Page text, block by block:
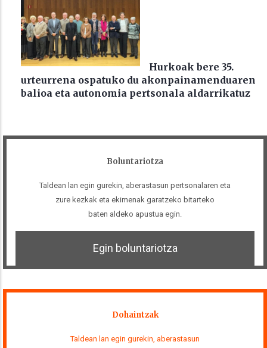
Hurkoak bere 35.
urteurrena ospatuko du akonpainamenduaren
balioa eta autonomia pertsonala aldarrikatuz
Boluntariotza
Taldean lan egin gurekin, aberastasun pertsonalaren eta
zure kezkak eta ekimenak garatzeko bitarteko
baten aldeko apustua egin.
Egin boluntariotza
Dohaintzak
Taldean lan egin gurekin, aberastasun